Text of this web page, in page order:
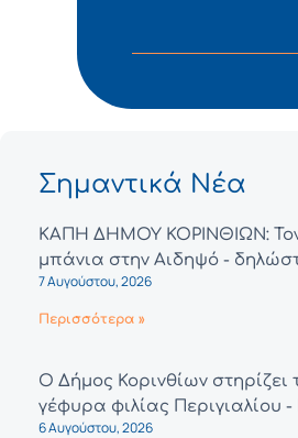
Σημαντικά Νέα
ΚΑΠΗ ΔΗΜΟΥ ΚΟΡΙΝΘΙΩΝ:
μπάνια στην Αιδηψό -
7 Αυγούστου, 2026
Περισσότερα »
Ο Δήμος Κορινθίων στηρίζει
γέφυρα φιλίας Περιγιαλίου
6 Αυγούστου, 2026